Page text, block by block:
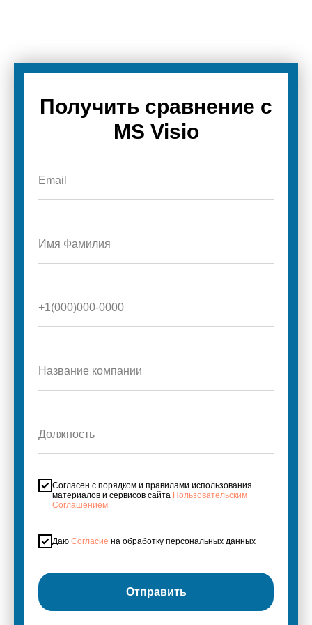
Получить сравнение с
MS Visio
Email
Имя Фамилия
+1(000)000-0000
Название компании
Должность
Согласен с порядком и правилами использования
материалов и сервисов сайта Пользовательским
Соглашением
Даю Согласие на обработку персональных данных
Отправить